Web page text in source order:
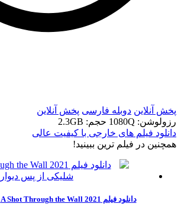
پخش آنلاین دوبله فارسی پخش آنلاین
رزولوشن: 1080Q
حجم: 2.3GB
دانلود فیلم های خارجی با کیفیت عالی
همچنين در فيلم ترين ببينيد!
دانلود فیلم A Shot Through the Wall 2021 شلیکی از پس دیوار